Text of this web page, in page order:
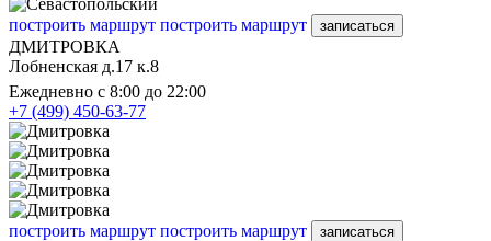
построить маршрут построить маршрут записаться
ДМИТРОВКА
Лобненская д.17 к.8
Ежедневно с 8:00 до 22:00
+7 (499) 450-63-77
построить маршрут построить маршрут записаться